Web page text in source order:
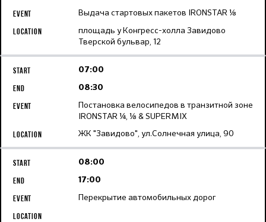
Выдача стартовых пакетов IRONSTAR ⅛
площадь у Конгресс-холла Завидово
Тверской бульвар, 12
07:00
08:30
Постановка велосипедов в транзитной зоне
IRONSTAR ¼, ⅛ & SUPERMIX
ЖК "Завидово", ул.Солнечная улица, 90
08:00
17:00
Перекрытие автомобильных дорог